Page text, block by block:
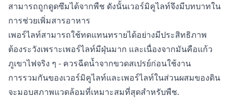
สามารถถูกดูดซึมได้จากพืช ดังนั้นเวอร์มิคูไลท์จึงมีบทบาทใน
การช่วยเพิ่มสารอาหาร
เพอร์ไลท์สามารถใช้ทดแทนทรายได้อย่างมีประสิทธิภาพ
ต้องระวังเพราะเพอร์ไลท์มีฝุ่นมาก และเนื่องจากมันคือแก้ว
ภูเขาไฟจริง ๆ - ควรฉีดน้ำจากขวดสเปรย์ก่อนใช้งาน
การรวมกันของเวอร์มิคูไลท์และเพอร์ไลท์ในส่วนผสมของดิน
จะมอบสภาพแวดล้อมที่เหมาะสมที่สุดสำหรับพืช.